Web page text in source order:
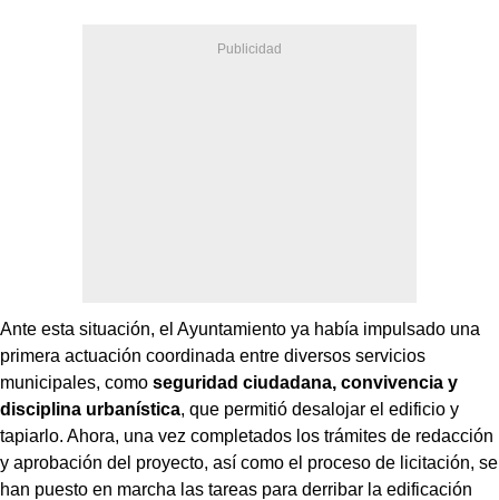
Ante esta situación, el Ayuntamiento ya había impulsado una
primera actuación coordinada entre diversos servicios
municipales, como seguridad ciudadana, convivencia y
disciplina urbanística, que permitió desalojar el edificio y
tapiarlo. Ahora, una vez completados los trámites de redacción
y aprobación del proyecto, así como el proceso de licitación, se
han puesto en marcha las tareas para derribar la edificación